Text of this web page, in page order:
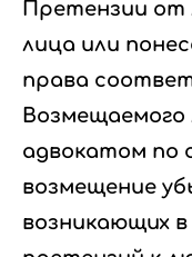
Претензии от
лица или
права
Возмещаемого
адвокатом по
возмещение
возникающих